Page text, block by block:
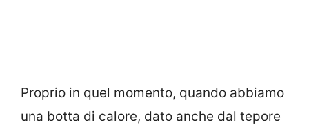
Proprio in quel momento, quando abbiamo
una botta di calore, dato anche dal tepore